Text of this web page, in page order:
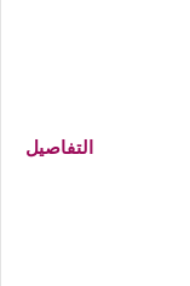
التفاصيل